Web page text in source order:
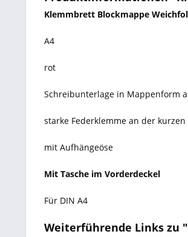
Klemmbrett Blockmappe
A4
rot
Schreibunterlage in Mappenform
starke Federklemme an der kurzen
mit Aufhängeöse
Mit Tasche im Vorderdeckel
Für DIN A4
Weiterführende Links zu